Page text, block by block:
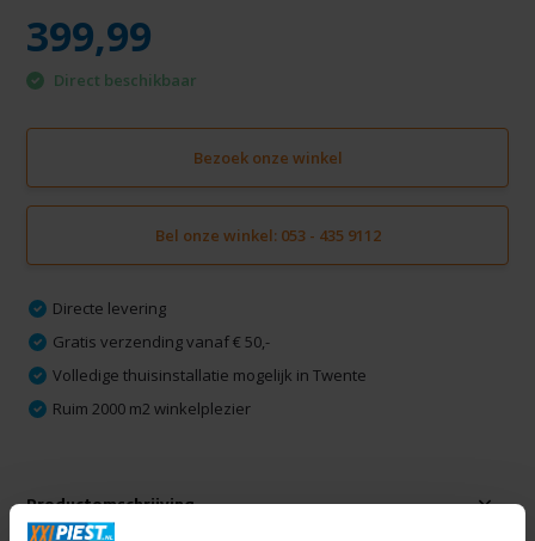
399,99
Direct beschikbaar
Bezoek onze winkel
Bel onze winkel: 053 - 435 9112
Directe levering
Gratis verzending vanaf € 50,-
Volledige thuisinstallatie mogelijk in Twente
Ruim 2000 m2 winkelplezier
Productomschrijving